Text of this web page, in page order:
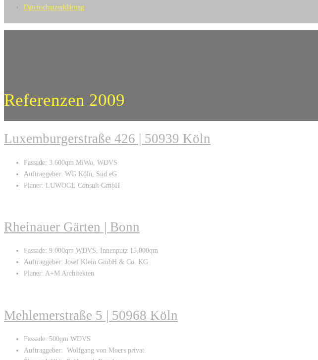
Datenschutzerklärung
Referenzen 2009
Luxemburgerstraße 426 | 50939 Köln
Fassade: 3.600qm MiWo, WDVS
Auftraggeber: WG Köln, Süd eG
Planer: LUWOGE Consult GmbH
Rheinauer Gärten | Bonn
Fassade: 9.000qm WDVS, Innenputz 15.000qm
Auftraggeber: Josef Klein GmbH & Co. KG
Planer: A+M Architekten
Mehlemerstraße 5 | 50968 Köln
Fassade: 500qm WDVS
Auftraggeber: Wolfgang von Moers privat